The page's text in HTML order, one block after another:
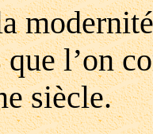
l’on
siècle.